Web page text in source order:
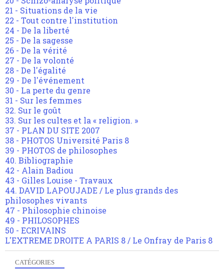
21 - Situations de la vie
22 - Tout contre l'institution
24 - De la liberté
25 - De la sagesse
26 - De la vérité
27 - De la volonté
28 - De l'égalité
29 - De l'événement
30 - La perte du genre
31 - Sur les femmes
32. Sur le goût
33. Sur les cultes et la « religion. »
37 - PLAN DU SITE 2007
38 - PHOTOS Université Paris 8
39 - PHOTOS de philosophes
40. Bibliographie
42 - Alain Badiou
43 - Gilles Louise - Travaux
44. DAVID LAPOUJADE / Le plus grands des
philosophes vivants
47 - Philosophie chinoise
49 - PHILOSOPHES
50 - ECRIVAINS
L'EXTREME DROITE A PARIS 8 / Le Onfray de Paris 8
CATÉGORIES